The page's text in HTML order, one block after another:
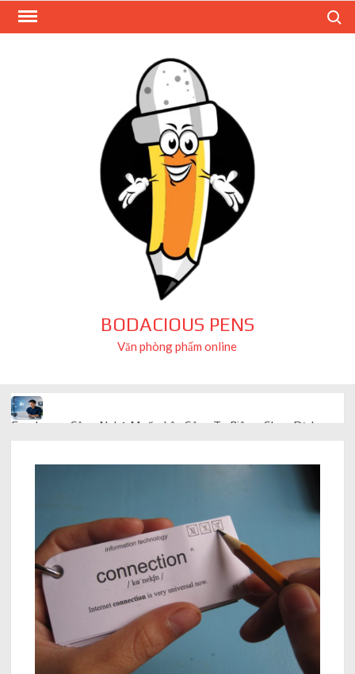
Skip
BODACIOUS PENS
Văn phòng phẩm online
Freelancer Công Nghệ Muốn Lên Công Ty Riêng: Chọn Dịch
Vụ Thành Lập Trọn Gói Giá Rẻ Thế Nào?
Quà cá nhân hóa: vì sao món làm riêng luôn ghi điểm
AI trong doanh nghiệp: Phân biệt RPA, workflow và AI agent
Ứng dụng AI trong doanh nghiệp để cắt giảm chi phí vận hành
Ứng dụng AI cho chăm sóc khách hàng giúp web phản hồi
24/7
AI agent cho doanh nghiệp khác chatbot truyền thống ra sao